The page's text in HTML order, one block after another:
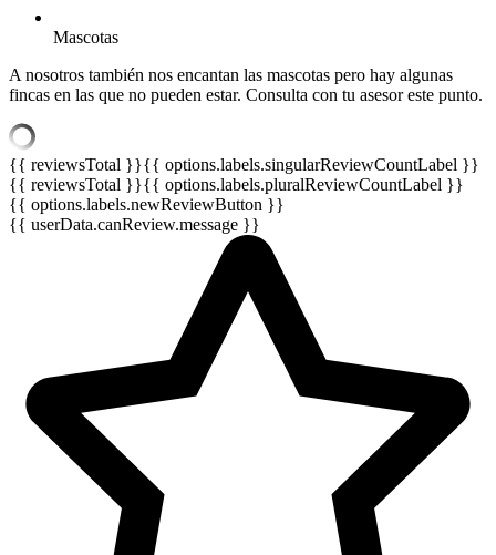
Mascotas
A nosotros también nos encantan las mascotas pero hay algunas
fincas en las que no pueden estar. Consulta con tu asesor este punto.
{{ reviewsTotal }}{{ options.labels.singularReviewCountLabel }}
{{ reviewsTotal }}{{ options.labels.pluralReviewCountLabel }}
{{ options.labels.newReviewButton }}
{{ userData.canReview.message }}